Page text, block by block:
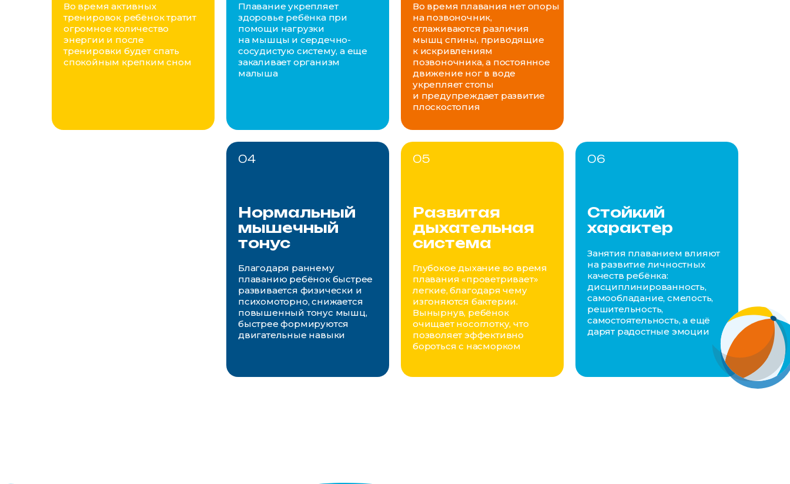
Во время активных
тренировок ребёнок тратит
огромное количество
энергии и после
тренировки будет спать
спокойным крепким сном
Плавание укрепляет
здоровье ребёнка при
помощи нагрузки
на мышцы и сердечно-
сосудистую систему, а еще
закаливает организм
малыша
Во время плавания нет опоры
на позвоночник,
сглаживаются различия
мышц спины, приводящие
к искривлениям
позвоночника, а постоянное
движение ног в воде
укрепляет стопы
и предупреждает развитие
плоскостопия
Нормальный
мышечный
тонус
04
Благодаря раннему
плаванию ребёнок быстрее
развивается физически и
психомоторно, снижается
повышенный тонус мышц,
быстрее формируются
двигательные навыки
Развитая
дыхательная
система
05
Глубокое дыхание во время
плавания «проветривает»
легкие, благодаря чему
изгоняются бактерии.
Вынырнув, ребёнок
очищает носоглотку, что
позволяет эффективно
бороться с насморком
Стойкий
характер
06
Занятия плаванием влияют
на развитие личностных
качеств ребёнка:
дисциплинированность,
самообладание, смелость,
решительность,
самостоятельность, а ещё
дарят радостные эмоции